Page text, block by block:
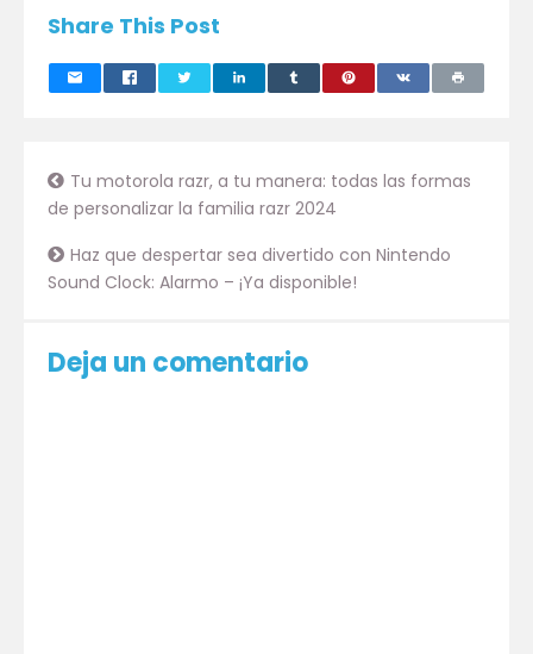
Share This Post
Tu motorola razr, a tu manera: todas las formas
de personalizar la familia razr 2024
Haz que despertar sea divertido con Nintendo
Sound Clock: Alarmo – ¡Ya disponible!
Deja un comentario